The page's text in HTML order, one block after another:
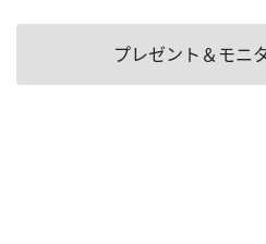
プレゼント＆モニ